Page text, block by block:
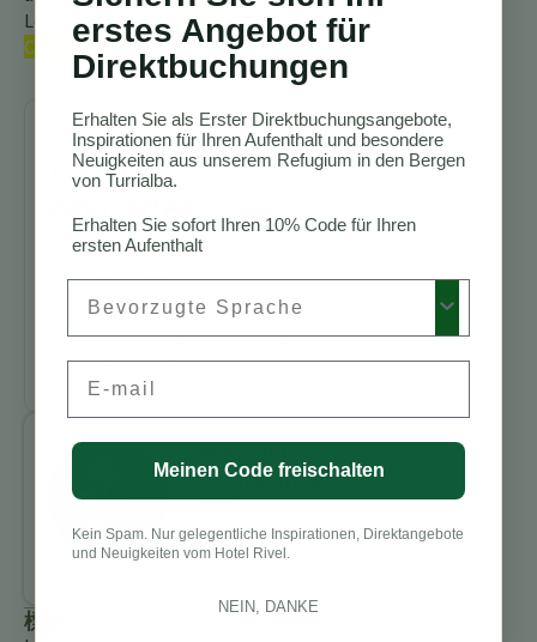
Leitfaden über die Vögel
Costa Ricasan.
Weiter
erkunden
Wanderwege
Costa Rica
Beste
Vogelbeobachtungslodges
in Costa Rica
Benjamin
Charbonneau,
CFA
All Posts
標籤
erstes Angebot für
Direktbuchungen
Erhalten Sie als Erster Direktbuchungsangebote,
Inspirationen für Ihren Aufenthalt und besondere
Neuigkeiten aus unserem Refugium in den Bergen
von Turrialba.
Erhalten Sie sofort Ihren 10% Code für Ihren
ersten Aufenthalt
Meinen Code freischalten
Kein Spam. Nur gelegentliche Inspirationen, Direktangebote
und Neuigkeiten vom Hotel Rivel.
NEIN, DANKE